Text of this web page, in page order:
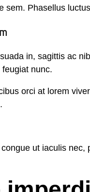
sem. Phasellus
in, sagittis ac
nunc.
orci at lorem
ut iaculis